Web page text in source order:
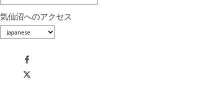
気仙沼へのアクセス